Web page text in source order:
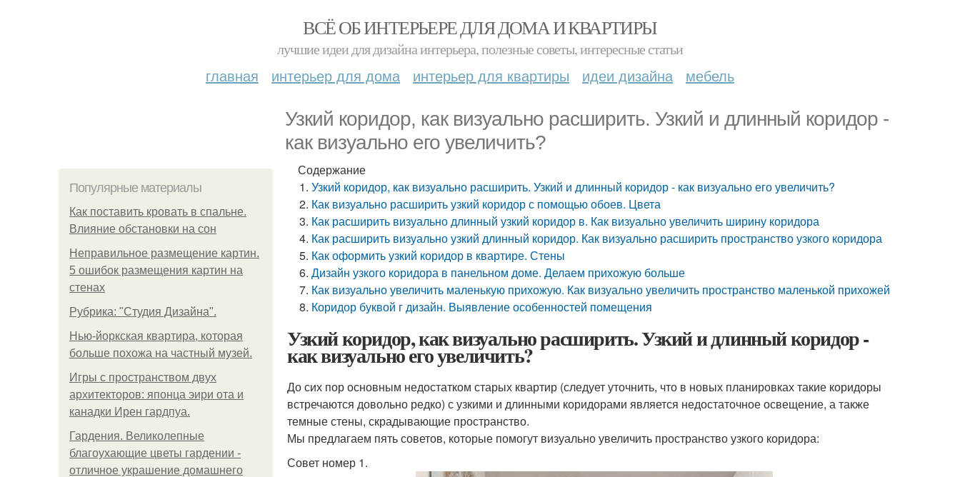
ВСЁ ОБ ИНТЕРЬЕРЕ ДЛЯ ДОМА И КВАРТИРЫ
лучшие идеи для дизайна интерьера, полезные советы, интересные статьи
главная интерьер для дома интерьер для квартиры идеи дизайна мебель
Узкий коридор, как визуально расширить. Узкий и длинный коридор -
как визуально его увеличить?
Популярные материалы
Как поставить кровать в спальне.
Влияние обстановки на сон
Неправильное размещение картин.
5 ошибок размещения картин на
стенах
Рубрика: "Студия Дизайна".
Нью-йоркская квартира, которая
больше похожа на частный музей.
Игры с пространством двух
архитекторов: японца эири ота и
канадки Ирен гардпуа.
Гардения. Великолепные
благоухающие цветы гардении -
отличное украшение домашнего
Содержание
Узкий коридор, как визуально расширить. Узкий и длинный коридор - как визуально его увеличить?
Как визуально расширить узкий коридор с помощью обоев. Цвета
Как расширить визуально длинный узкий коридор в. Как визуально увеличить ширину коридора
Как расширить визуально узкий длинный коридор. Как визуально расширить пространство узкого коридора
Как оформить узкий коридор в квартире. Стены
Дизайн узкого коридора в панельном доме. Делаем прихожую больше
Как визуально увеличить маленькую прихожую. Как визуально увеличить пространство маленькой прихожей
Коридор буквой г дизайн. Выявление особенностей помещения
Узкий коридор, как визуально расширить. Узкий и длинный коридор -
как визуально его увеличить?
До сих пор основным недостатком старых квартир (следует уточнить, что в новых планировках такие коридоры
встречаются довольно редко) с узкими и длинными коридорами является недостаточное освещение, а также
темные стены, скрадывающие пространство.
Мы предлагаем пять советов, которые помогут визуально увеличить пространство узкого коридора:
Совет номер 1.